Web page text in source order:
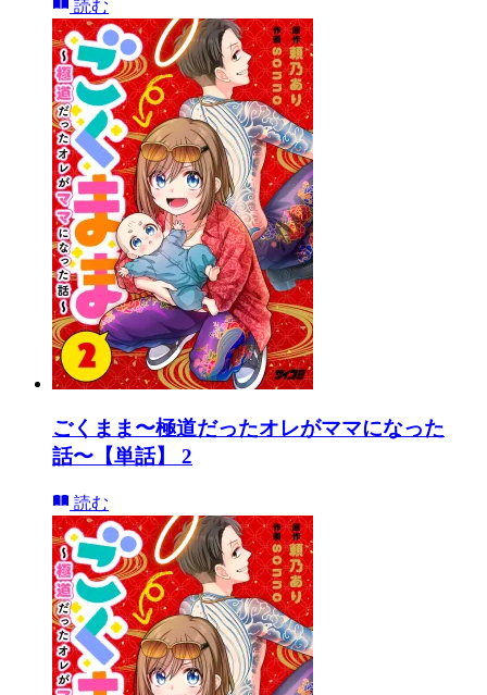
読む
ごくまま〜極道だったオレがママになった
話〜【単話】 2
読む